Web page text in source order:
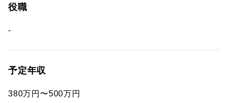
役職
-
予定年収
380万円〜500万円